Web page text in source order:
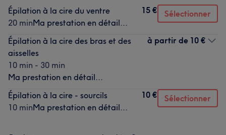
Épilation à la cire du ventre
20 minMa prestation en détail...
15 € Sélectionner
Épilation à la cire des bras et des
aisselles
10 min - 30 min
Ma prestation en détail...
à partir de 10 €
Épilation à la cire - sourcils
10 minMa prestation en détail...
10 € Sélectionner